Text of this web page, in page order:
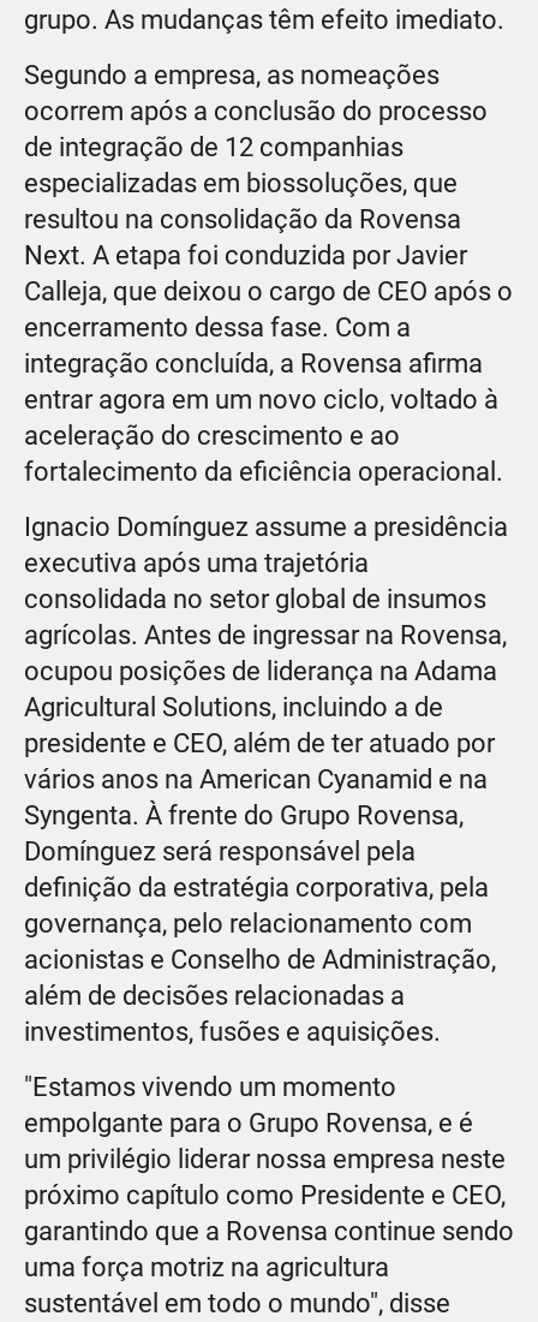
grupo. As mudanças têm efeito imediato.
Segundo a empresa, as nomeações
ocorrem após a conclusão do processo
de integração de 12 companhias
especializadas em biossoluções, que
resultou na consolidação da Rovensa
Next. A etapa foi conduzida por Javier
Calleja, que deixou o cargo de CEO após o
encerramento dessa fase. Com a
integração concluída, a Rovensa afirma
entrar agora em um novo ciclo, voltado à
aceleração do crescimento e ao
fortalecimento da eficiência operacional.
Ignacio Domínguez assume a presidência
executiva após uma trajetória
consolidada no setor global de insumos
agrícolas. Antes de ingressar na Rovensa,
ocupou posições de liderança na Adama
Agricultural Solutions, incluindo a de
presidente e CEO, além de ter atuado por
vários anos na American Cyanamid e na
Syngenta. À frente do Grupo Rovensa,
Domínguez será responsável pela
definição da estratégia corporativa, pela
governança, pelo relacionamento com
acionistas e Conselho de Administração,
além de decisões relacionadas a
investimentos, fusões e aquisições.
"Estamos vivendo um momento
empolgante para o Grupo Rovensa, e é
um privilégio liderar nossa empresa neste
próximo capítulo como Presidente e CEO,
garantindo que a Rovensa continue sendo
uma força motriz na agricultura
sustentável em todo o mundo", disse